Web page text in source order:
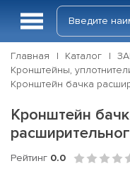
Главная Каталог
Кронштейны,
Кронштейн бачка
Кронштейн
Рейтинг 0.0